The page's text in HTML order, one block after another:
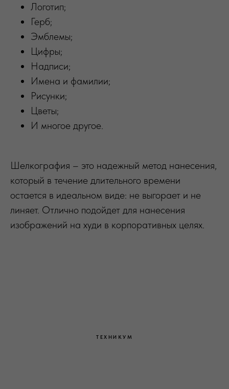
Логотип;
Герб;
Эмблемы;
Цифры;
Надписи;
Имена и фамилии;
Рисунки;
Цветы;
И многое другое.
Шелкография – это надежный метод нанесения,
который в течение длительного времени
остается в идеальном виде: не выгорает и не
линяет. Отлично подойдет для нанесения
изображений на худи в корпоративных целях.
ТЕХНИКУМ